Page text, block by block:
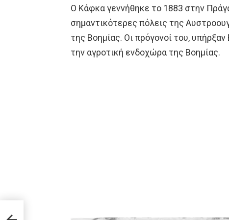
Ο Κάφκα γεννήθηκε το 1883 στην
σημαντικότερες πόλεις της
της Βοημίας. Οι πρόγονοί του,
την αγροτική ενδοχώρα της Βοημίας.